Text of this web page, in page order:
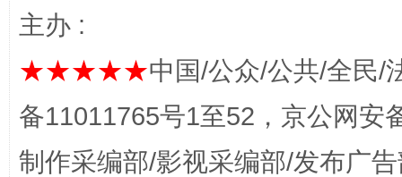
“刷贴”乱象丛生
生
主办 :
★★★★★中国/公众/公共/全民/
备11011765号1至52，京公网安
制作采编部/影视采编部/发布广